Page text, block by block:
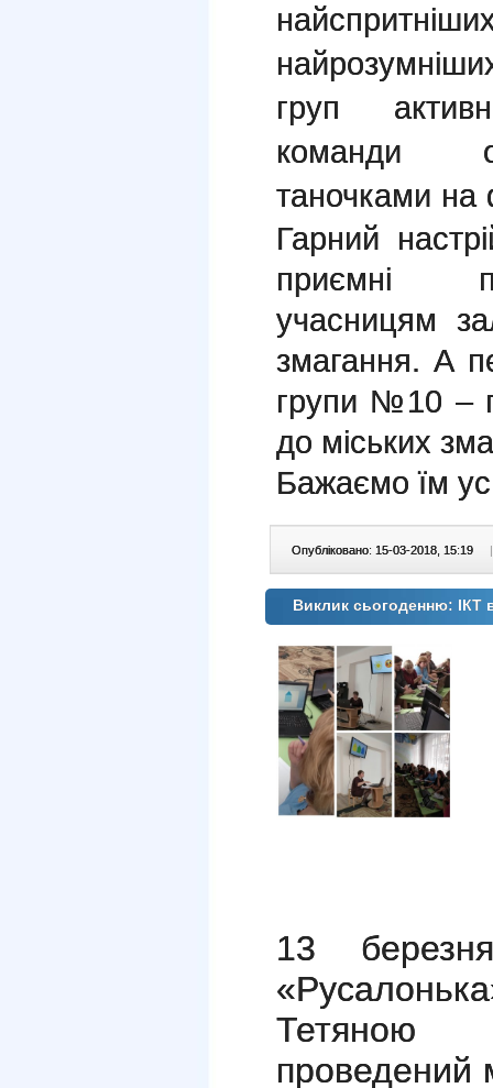
груп
команди
таночками на
Гарний
приємні
учасницям
змагання. А
групи №10 –
до міських
Бажаємо їм
Опубліковано: 15-03-2018, 15:19 |
Виклик сьогоденню:
13
Тетяною
проведений